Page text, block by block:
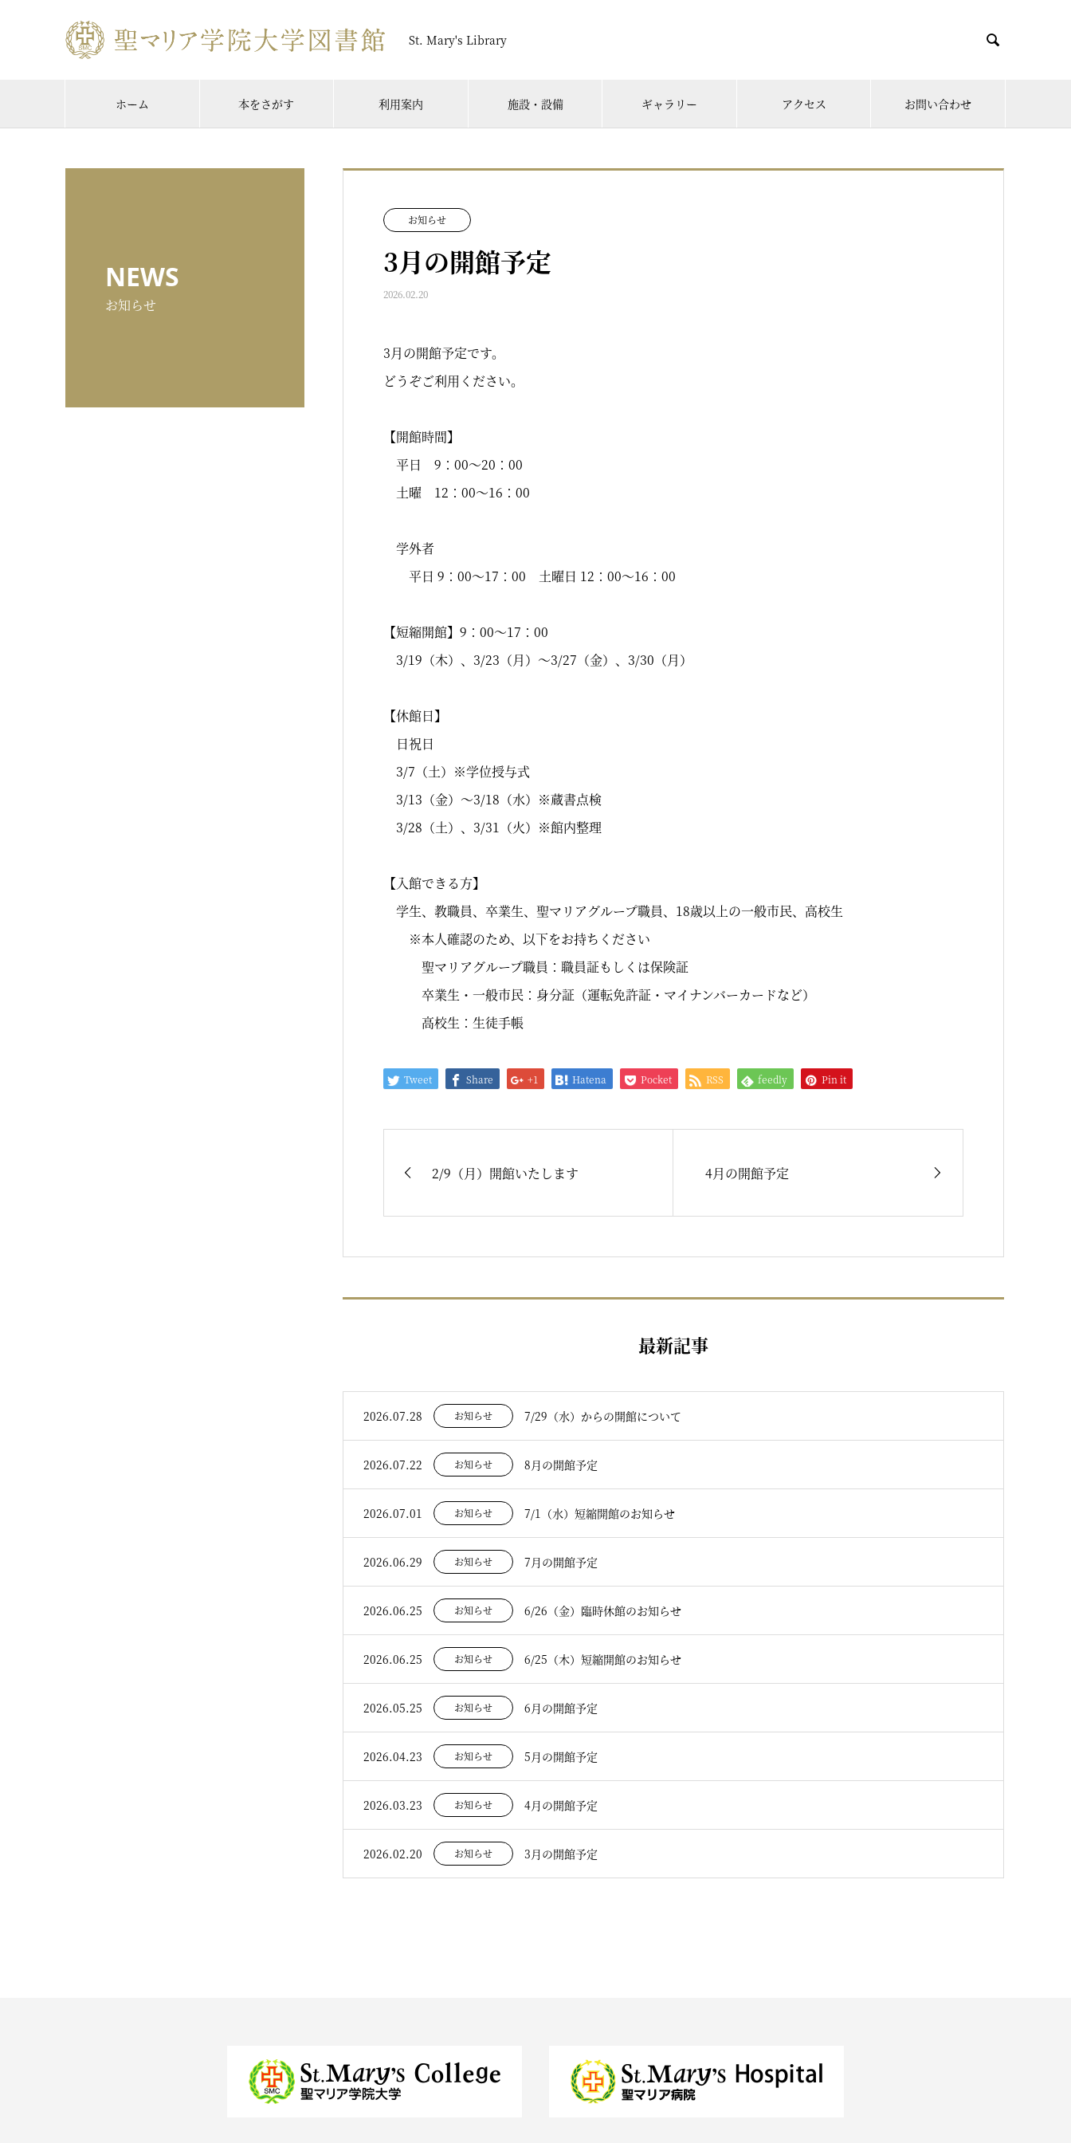
St. Mary's Library 
ホーム 本をさがす 利用案内 施設・設備 ギャラリー アクセス お問い合わせ
NEWS
お知らせ
お知らせ
3月の開館予定
2026.02.20
3月の開館予定です。
どうぞご利用ください。
【開館時間】
平日 9：00～20：00
土曜 12：00～16：00
学外者
平日 9：00～17：00 土曜日 12：00～16：00
【短縮開館】9：00～17：00
3/19（木）、3/23（月）～3/27（金）、3/30（月）
【休館日】
日祝日
3/7（土）※学位授与式
3/13（金）～3/18（水）※蔵書点検
3/28（土）、3/31（火）※館内整理
【入館できる方】
学生、教職員、卒業生、聖マリアグループ職員、18歳以上の一般市民、高校生
※本人確認のため、以下をお持ちください
聖マリアグループ職員：職員証もしくは保険証
卒業生・一般市民：身分証（運転免許証・マイナンバーカードなど）
高校生：生徒手帳
Tweet Share +1 Hatena Pocket RSS feedly Pin it
2/9（月）開館いたします 4月の開館予定
最新記事
2026.07.28 お知らせ 7/29（水）からの開館について
2026.07.22 お知らせ 8月の開館予定
2026.07.01 お知らせ 7/1（水）短縮開館のお知らせ
2026.06.29 お知らせ 7月の開館予定
2026.06.25 お知らせ 6/26（金）臨時休館のお知らせ
2026.06.25 お知らせ 6/25（木）短縮開館のお知らせ
2026.05.25 お知らせ 6月の開館予定
2026.04.23 お知らせ 5月の開館予定
2026.03.23 お知らせ 4月の開館予定
2026.02.20 お知らせ 3月の開館予定